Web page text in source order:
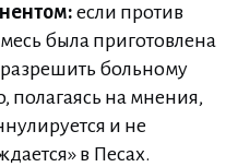
если против
была приготовлена
разрешить больному
полагаясь на мнения,
и не
в Песах.